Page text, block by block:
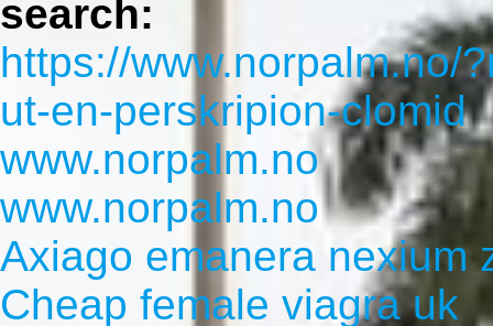
search:
https://www.norpalm.no/
ut-en-perskripion-clomid
www.norpalm.no
www.norpalm.no
Axiago emanera nexium
Cheap female viagra uk